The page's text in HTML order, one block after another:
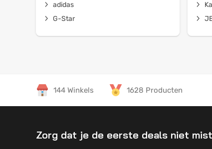
adidas
G-Star
144 Winkels 1628 Producten
Zorg dat je de eerste deals niet